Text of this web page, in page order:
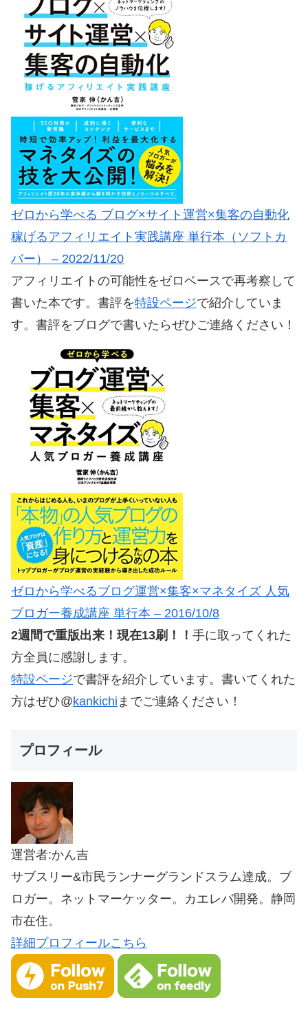
ゼロから学べる ブログ×サイト運営×集客の自動化
稼げるアフィリエイト実践講座 単行本（ソフトカ
バー） – 2022/11/20
アフィリエイトの可能性をゼロベースで再考察して
書いた本です。書評を特設ページで紹介していま
す。書評をブログで書いたらぜひご連絡ください！
ゼロから学べるブログ運営×集客×マネタイズ 人気
ブロガー養成講座 単行本 – 2016/10/8
2週間で重版出来！現在13刷！！ 手に取ってくれた
方全員に感謝します。
特設ページで書評を紹介しています。書いてくれた
方はぜひ@kankichi までご連絡ください！
プロフィール
運営者:かん吉
サブスリー&市民ランナーグランドスラム達成。ブ
ロガー。ネットマーケッター。カエレバ開発。静岡
市在住。
詳細プロフィールこちら